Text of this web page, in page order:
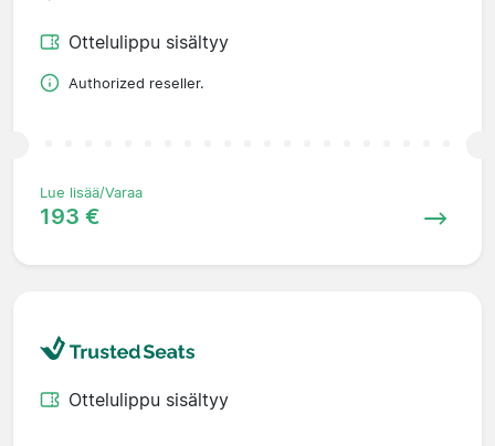
Ottelulippu sisältyy
Authorized reseller.
Lue lisää/Varaa
193 €
Ottelulippu sisältyy